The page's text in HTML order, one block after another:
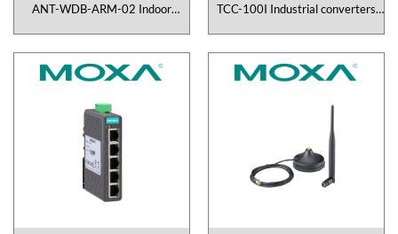
ANT-WDB-ARM-02 Indoor
TCC-100I Industrial converters